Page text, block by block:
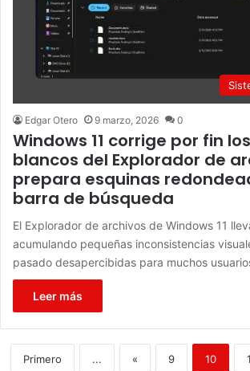
Edgar Otero 9 marzo, 2026 0
Windows 11 corrige por fin
blancos del Explorador de
prepara esquinas
barra de búsqueda
El Explorador de archivos de Windows 11
acumulando pequeñas inconsistencias
pasado desapercibidas para muchos
Leer más
Primero ... « 9 10